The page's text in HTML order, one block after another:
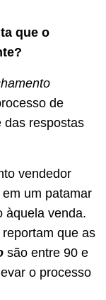
que o
de
das respostas
vendedor
um patamar
àquela venda.
que as
são entre 90 e
o processo